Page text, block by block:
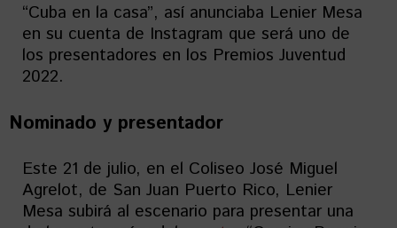
“Cuba en la casa”, así anunciaba Lenier Mesa
en su cuenta de Instagram que será uno de
los presentadores en los Premios Juventud
2022.
Nominado y presentador
Este 21 de julio, en el Coliseo José Miguel
Agrelot, de San Juan Puerto Rico, Lenier
Mesa subirá al escenario para presentar una